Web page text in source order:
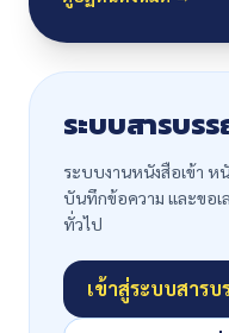
ระบบสารบร
ระบบงานหนังสือเข้า ห
บันทึกข้อความ และขอเ
ทั่วไป
เข้าสู่ระบบสารบ